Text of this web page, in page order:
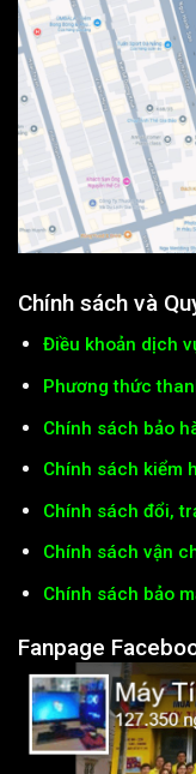
Chính sách và
Điều khoản dịch
Phương thức
Chính sách bảo
Chính sách kiểm
Chính sách đổi,
Chính sách vận
Chính sách bảo
Fanpage